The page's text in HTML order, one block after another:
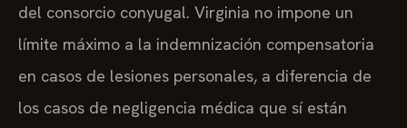
del consorcio conyugal. Virginia no impone un
límite máximo a la indemnización compensatoria
en casos de lesiones personales, a diferencia de
los casos de negligencia médica que sí están